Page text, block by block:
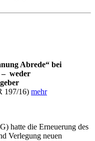
Abrede“ bei
– weder
197/16) mehr
hatte die Erneuerung des
Verlegung neuen